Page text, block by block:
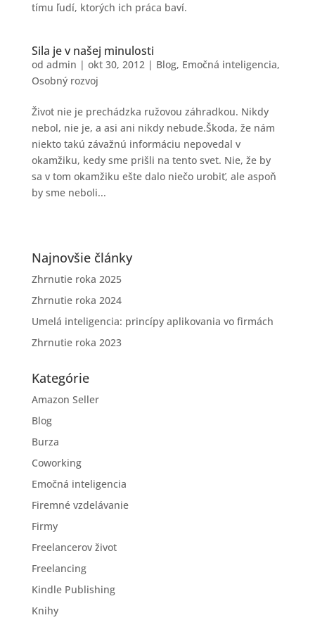
tímu ľudí, ktorých ich práca baví.
Sila je v našej minulosti
od admin | okt 30, 2012| Blog, Emočná inteligencia,
Osobný rozvoj
Život nie je prechádzka ružovou záhradkou. Nikdy
nebol, nie je, a asi ani nikdy nebude.Škoda, že nám
niekto takú závažnú informáciu nepovedal v
okamžiku, kedy sme prišli na tento svet. Nie, že by
sa v tom okamžiku ešte dalo niečo urobiť, ale aspoň
by sme neboli...
Najnovšie články
Zhrnutie roka 2025
Zhrnutie roka 2024
Umelá inteligencia: princípy aplikovania vo firmách
Zhrnutie roka 2023
Kategórie
Amazon Seller
Blog
Burza
Coworking
Emočná inteligencia
Firemné vzdelávanie
Firmy
Freelancerov život
Freelancing
Kindle Publishing
Knihy